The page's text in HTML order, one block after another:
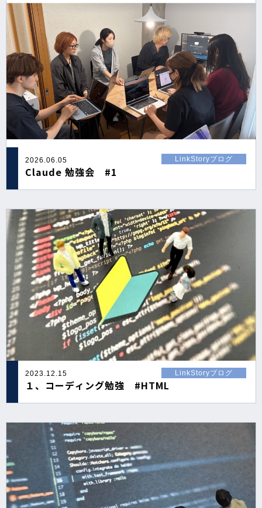
2026.06.05 LinkStoryブログ
Claude 勉強会 #1
2023.12.15 LinkStoryブログ
１、コーディング勉強 #HTML